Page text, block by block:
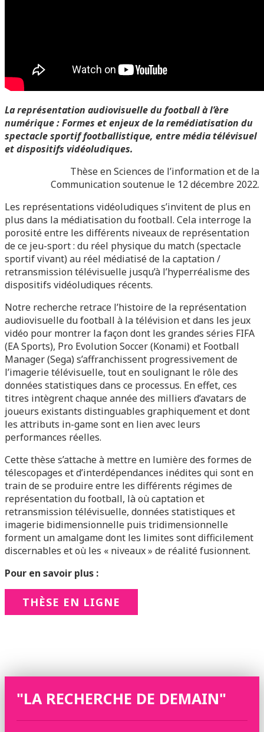
La représentation audiovisuelle du football à l’ère
numérique : Formes et enjeux de la remédiatisation du
spectacle sportif footballistique, entre média télévisuel
et dispositifs vidéoludiques.
Thèse en Sciences de l’information et de la
Communication soutenue le 12 décembre 2022.
Les représentations vidéoludiques s’invitent de plus en
plus dans la médiatisation du football. Cela interroge la
porosité entre les différents niveaux de représentation
de ce jeu-sport : du réel physique du match (spectacle
sportif vivant) au réel médiatisé de la captation /
retransmission télévisuelle jusqu’à l’hyperréalisme des
dispositifs vidéoludiques récents.
Notre recherche retrace l’histoire de la représentation
audiovisuelle du football à la télévision et dans les jeux
vidéo pour montrer la façon dont les grandes séries FIFA
(EA Sports), Pro Evolution Soccer (Konami) et Football
Manager (Sega) s’affranchissent progressivement de
l’imagerie télévisuelle, tout en soulignant le rôle des
données statistiques dans ce processus. En effet, ces
titres intègrent chaque année des milliers d’avatars de
joueurs existants distinguables graphiquement et dont
les attributs in-game sont en lien avec leurs
performances réelles.
Cette thèse s’attache à mettre en lumière des formes de
télescopages et d’interdépendances inédites qui sont en
train de se produire entre les différents régimes de
représentation du football, là où captation et
retransmission télévisuelle, données statistiques et
imagerie bidimensionnelle puis tridimensionnelle
forment un amalgame dont les limites sont difficilement
discernables et où les « niveaux » de réalité fusionnent.
Pour en savoir plus :
THÈSE EN LIGNE
"LA RECHERCHE DE DEMAIN"